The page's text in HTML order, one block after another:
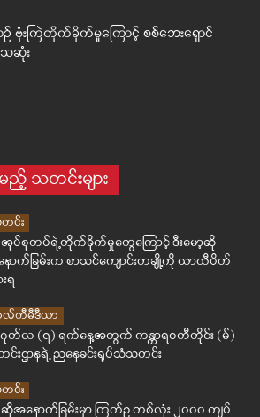
းကြဲတိုက်ခိုက်မှုကြောင့် စစ်ဘေးရှောင်
ေဆုံး
ည့် သတင်းများ
င်း
ပ်စုတပ်ရဲ့တိုက်ခိုက်မှုတွေကြောင့် ဒီးမော့ဆို
ာက်ခြမ်းက စာသင်ကျောင်းတချို့ကို ယာယီပိတ်
ရ
လ်တီမီဒီယာ
တ်လ (၇) ရက်နေ့အတွက် ကန္တာရဝတီတိုင်း (မ်)
းဌာနရဲ့ ညနေခင်းရုပ်သံသတင်း
င်း
အနောက်ခြမ်းမှာ ကြက်ဥ တစ်လုံး ၂၀၀၀ ကျပ်